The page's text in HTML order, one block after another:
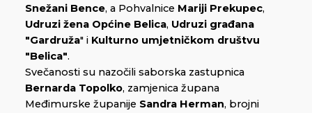
Snežani Bence, a Pohvalnice Mariji Prekupec,
Udruzi žena Općine Belica, Udruzi građana
"Gardruža" i Kulturno umjetničkom društvu
"Belica".
Svečanosti su nazočili saborska zastupnica
Bernarda Topolko, zamjenica župana
Međimurske županije Sandra Herman, brojni